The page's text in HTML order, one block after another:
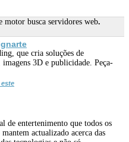
motor busca servidores web.
que cria soluções de
imagens 3D e publicidade. Peça-
este
de entertenimento que todos os
actualizado acerca das